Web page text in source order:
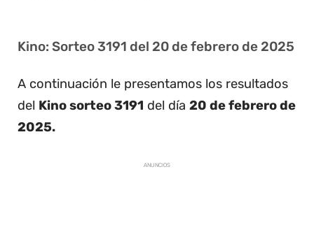
Kino: Sorteo 3191 del 20 de febrero de 2025
A continuación le presentamos los resultados
del Kino sorteo 3191 del día 20 de febrero de
2025.
ANUNCIOS